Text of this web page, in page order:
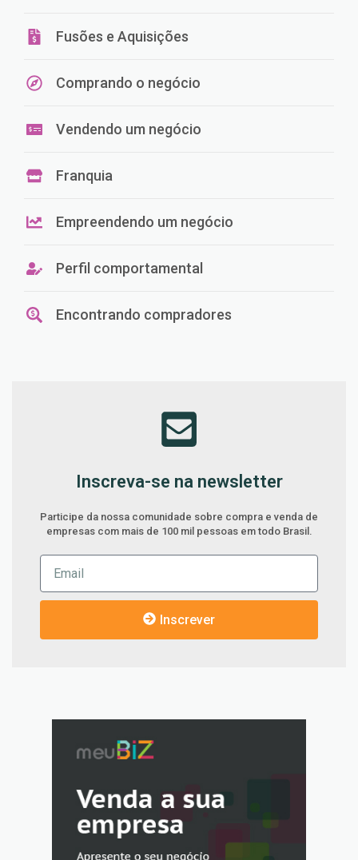
Fusões e Aquisições
Comprando o negócio
Vendendo um negócio
Franquia
Empreendendo um negócio
Perfil comportamental
Encontrando compradores
Inscreva-se na newsletter
Participe da nossa comunidade sobre compra e venda de
empresas com mais de 100 mil pessoas em todo Brasil.
Inscrever